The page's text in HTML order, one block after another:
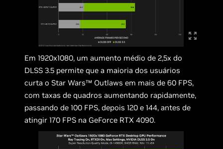
Em 1920x1080, um aumento médio de 2,5x do
DLSS 3.5 permite que a maioria dos usuários
curta o Star Wars™ Outlaws em mais de 60 FPS,
com taxas de quadros aumentando rapidamente,
passando de 100 FPS, depois 120 e 144, antes de
atingir 170 FPS na GeForce RTX 4090.